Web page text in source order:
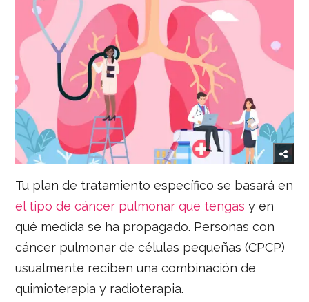
Tu plan de tratamiento específico se basará en
el tipo de cáncer pulmonar que tengas y en
qué medida se ha propagado. Personas con
cáncer pulmonar de células pequeñas (CPCP)
usualmente reciben una combinación de
quimioterapia y radioterapia.